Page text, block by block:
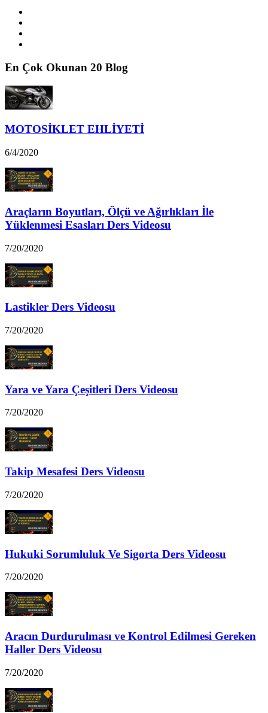
En Çok Okunan 20 Blog
MOTOSİKLET EHLİYETİ
6/4/2020
Araçların Boyutları, Ölçü ve Ağırlıkları İle
Yüklenmesi Esasları Ders Videosu
7/20/2020
Lastikler Ders Videosu
7/20/2020
Yara ve Yara Çeşitleri Ders Videosu
7/20/2020
Takip Mesafesi Ders Videosu
7/20/2020
Hukuki Sorumluluk Ve Sigorta Ders Videosu
7/20/2020
Aracın Durdurulması ve Kontrol Edilmesi Gereken
Haller Ders Videosu
7/20/2020